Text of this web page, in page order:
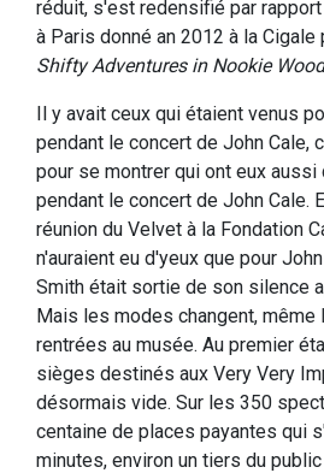
réduit, s'est redensifié par
à Paris donné an 2012 à la
Shifty Adventures in Nookie Wood
Il y avait ceux qui étaient venus
pendant le concert de John Cale,
pour se montrer qui ont eux aussi
pendant le concert de John Cale.
réunion du Velvet à la Fondation
n'auraient eu d'yeux que pour
Smith était sortie de son silence
Mais les modes changent,
rentrées au musée. Au premier
sièges destinés aux Very Very
désormais vide. Sur les 350
centaine de places payantes qui
minutes, environ un tiers du